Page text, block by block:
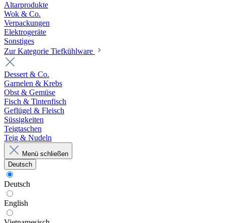
Altarprodukte
Wok & Co.
Verpackungen
Elektrogeräte
Sonstiges
Zur Kategorie Tiefkühlware
Dessert & Co.
Garnelen & Krebs
Obst & Gemüse
Fisch & Tintenfisch
Geflügel & Fleisch
Süssigkeiten
Teigtaschen
Teig & Nudeln
Menü schließen
Deutsch
Deutsch
English